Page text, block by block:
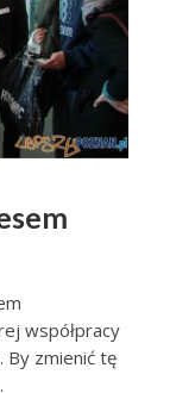
współpracy
By zmienić tę